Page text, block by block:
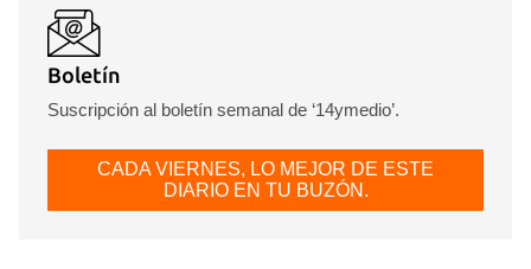
Boletín
Suscripción al boletín semanal de ‘14ymedio’.
CADA VIERNES, LO MEJOR DE ESTE
DIARIO EN TU BUZÓN.